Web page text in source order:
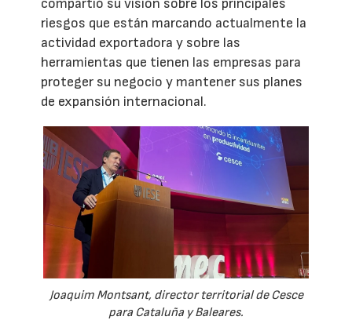
compartió su visión sobre los principales
riesgos que están marcando actualmente la
actividad exportadora y sobre las
herramientas que tienen las empresas para
proteger su negocio y mantener sus planes
de expansión internacional.
Joaquim Montsant, director territorial de Cesce
para Cataluña y Baleares.